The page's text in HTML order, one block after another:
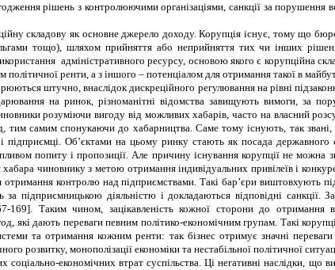
рішень з контролюючими організаціями, санкції за
складову як основне джерело доходу. Корупція існує, тому що
тощо), шляхом прийняття або неприйняття тих чи інших
адміністративного ресурсу, основою якого є корупційна
ренти, а з іншого – потенціалом для отримання такої в
штучно, внаслідок дискреційного регулювання на рівні
на ринок, різноманітні відомства завищують вимоги, за
розуміючи вигоду від можливих хабарів, часто на власний
тим самим спонукаючи до хабарництва. Саме тому існують, так
підприємці. Об’єктами на цьому ринку стають як посада державного
попиту і пропозиції. Але причину існування корупції не
чиновнику з метою отримання індивідуальних привілеїв і
контролю над підприємствами. Такі бар’єри виштовхують
підприємницькою діяльністю і докладаються відповідні
169]. Таким чином, зацікавленість кожної сторони до отримання
які дають переваги певним політико-економічним групам. Такі
та отримання кожним ренти: так бізнес отримує значні
розвитку, монополізації економіки та нестабільної політичної
соціально-економічних втрат суспільства. Ці негативні наслідки, що